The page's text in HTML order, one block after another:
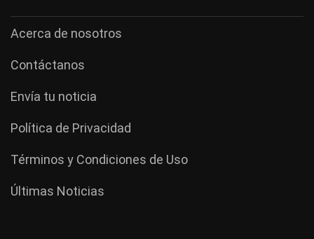
Acerca de nosotros
Contáctanos
Envía tu noticia
Política de Privacidad
Términos y Condiciones de Uso
Últimas Noticias